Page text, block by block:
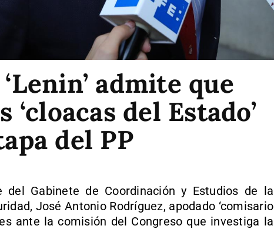
admite que
del Estado’
del PP
Gabinete de Coordinación y Estudios de la
José Antonio Rodríguez, apodado ‘comisario
ante la comisión del Congreso que investiga la